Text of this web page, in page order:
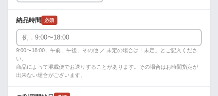
納品時間 必須
9:00〜18:00、午前、午後、その他 ／ 未定の場合は「未定」とご記入くださ
い。
商品によって混載便でお送りすることがあります。その場合はお時間指定が
出来ない場合がございます。